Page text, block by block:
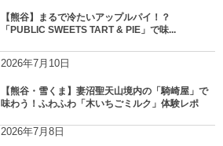
【熊谷】まるで冷たいアップルパイ！？
「PUBLIC SWEETS TART & PIE」で味...
2026年7月10日
【熊谷・雪くま】妻沼聖天山境内の「騎崎屋」で
味わう！ふわふわ「木いちごミルク」体験レポ
2026年7月8日